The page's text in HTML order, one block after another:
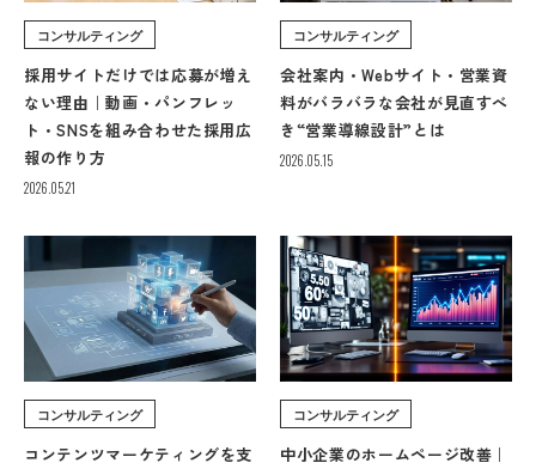
コンサルティング
採用サイトだけでは応募が増え
ない理由｜動画・パンフレッ
ト・SNSを組み合わせた採用広
報の作り方
2026.05.21
コンサルティング
会社案内・Webサイト・営業資
料がバラバラな会社が見直すべ
き“営業導線設計”とは
2026.05.15
コンサルティング
コンテンツマーケティングを支
コンサルティング
中小企業のホームページ改善｜